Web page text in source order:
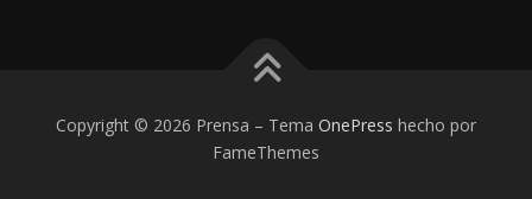
Copyright © 2026 Prensa – Tema OnePress hecho por
FameThemes